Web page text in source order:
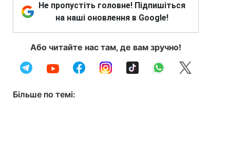
Не пропустіть головне! Підпишіться
на наші оновлення в Google!
Або читайте нас там, де вам зручно!
Більше по темі: